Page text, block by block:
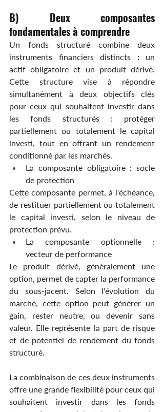
B) Deux composantes
fondamentales à comprendre
Un fonds structuré combine deux
instruments financiers distincts : un
actif obligatoire et un produit dérivé.
Cette structure vise à répondre
simultanément à deux objectifs clés
pour ceux qui souhaitent investir dans
les fonds structurés : protéger
partiellement ou totalement le capital
investi, tout en offrant un rendement
conditionné par les marchés.
La composante obligatoire : socle
de protection
Cette composante permet, à l'échéance,
de restituer partiellement ou totalement
le capital investi, selon le niveau de
protection prévu.
La composante optionnelle :
vecteur de performance
Le produit dérivé, généralement une
option, permet de capter la performance
du sous-jacent. Selon l'évolution du
marché, cette option peut générer un
gain, rester neutre, ou devenir sans
valeur. Elle représente la part de risque
et de potentiel de rendement du fonds
structuré.
La combinaison de ces deux instruments
offre une grande flexibilité pour ceux qui
souhaitent investir dans les fonds